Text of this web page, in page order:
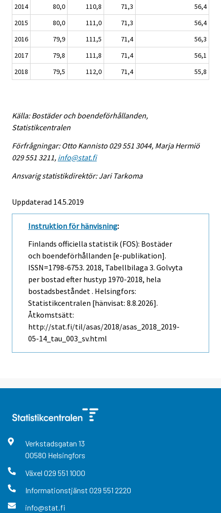
2014
80,0 110,8 71,3
56,4
2015
80,0 111,0 71,3
56,4
2016
79,9 111,5 71,4
56,3
2017
79,8 111,8 71,4
56,1
2018
79,5 112,0 71,4 55,8
Källa: Bostäder och boendeförhållanden,
Statistikcentralen
Förfrågningar: Otto Kannisto 029 551 3044, Marja Hermiö
029 551 3211, info@stat.fi
Ansvarig statistikdirektör: Jari Tarkoma
Uppdaterad 14.5.2019
Instruktion för hänvisning:
Finlands officiella statistik (FOS): Bostäder
och boendeförhållanden [e-publikation].
ISSN=1798-6753. 2018, Tabellbilaga 3. Golvyta
per bostad efter hustyp 1970-2018, hela
bostadsbeståndet . Helsingfors:
Statistikcentralen [hänvisat: 8.8.2026].
Åtkomstsätt:
http://stat.fi/til/asas/2018/asas_2018_2019-
05-14_tau_003_sv.html
Verkstadsgatan 13
00580 Helsingfors
Växel 029 551 1000
Informationstjänst 029 551 2220
info@stat.fi